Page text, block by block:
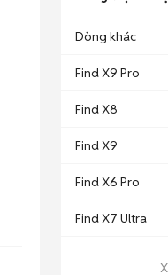
Dòng khác
Find X9 Pro
Find X8
Find X9
Find X6 Pro
Find X7 Ultra